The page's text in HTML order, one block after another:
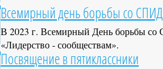
Всемирный день борьбы со
В 2023 г. Всемирный День борьбы со
«Лидерство - сообществам».
Посвящение в пятиклассники